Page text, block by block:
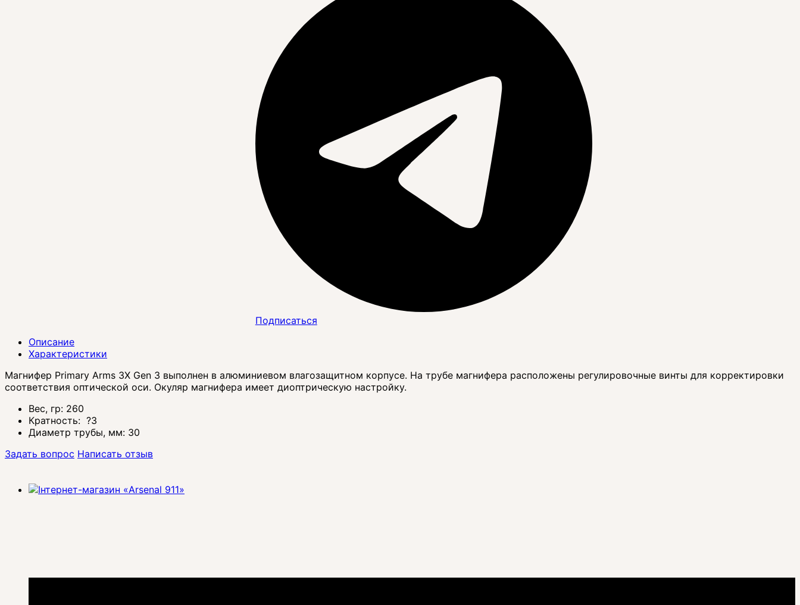
Подписаться
Описание
Характеристики
Магнифер Primary Arms 3X Gen 3 выполнен в алюминиевом влагозащитном корпусе. На трубе магнифера расположены регулировочные винты для корректировки
соответствия оптической оси. Окуляр магнифера имеет диоптрическую настройку.
Вес, гр: 260
Кратность: ?3
Диаметр трубы, мм: 30
Задать вопрос Написать отзыв